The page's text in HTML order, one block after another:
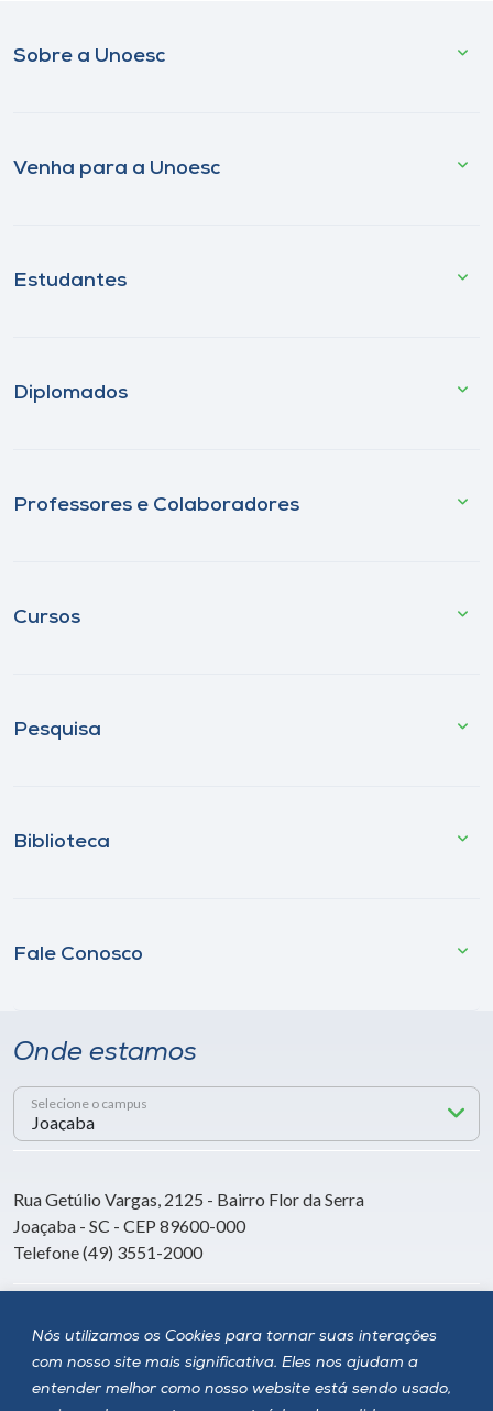
Nós utilizamos os Cookies para tornar suas interações
com nosso site mais significativa. Eles nos ajudam a
entender melhor como nosso website está sendo usado,
Sobre a Unoesc
Venha para a Unoesc
Estudantes
Diplomados
Professores e Colaboradores
Cursos
Pesquisa
Biblioteca
Fale Conosco
Onde estamos
Selecione o campus
Rua Getúlio Vargas, 2125 - Bairro Flor da Serra
Joaçaba - SC - CEP 89600-000
Telefone (49) 3551-2000
Siga a Unoesc